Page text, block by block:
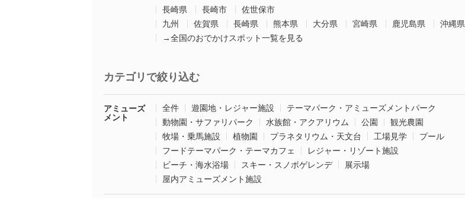
長崎県 長崎市
佐世保市
九州
佐賀県 長崎県 熊本県 大分県 宮崎県 鹿児島県
沖縄県
→全国のおでかけスポット一覧を見る
カテゴリで絞り込む
アミューズ
メント
全件 遊園地・レジャー施設
テーマパーク・アミューズメントパーク
動物園・サファリパーク
水族館・アクアリウム 公園
観光農園
牧場・乗馬施設
植物園 プラネタリウム・天文台 工場見学
プール
フードテーマパーク・テーマカフェ
レジャー・リゾート施設
ビーチ・海水浴場
スキー・スノボゲレンデ
展示場
屋内アミューズメント施設